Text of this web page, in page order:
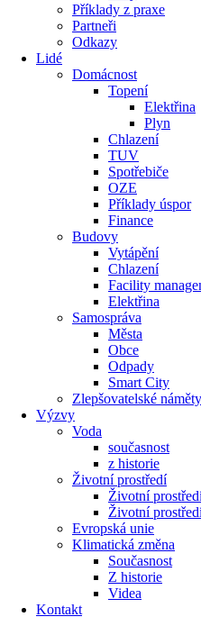
Příklady z praxe
Partneři
Odkazy
Lidé
Domácnost
Topení
Elektřina
Plyn
Chlazení
TUV
Spotřebiče
OZE
Příklady úspor
Finance
Budovy
Vytápění
Chlazení
Facility
Elektřina
Samospráva
Města
Obce
Odpady
Smart City
Zlepšovatelské náměty
Výzvy
Voda
současnost
z historie
Životní prostředí
Životní
Životní
Evropská unie
Klimatická změna
Současnost
Z historie
Videa
Kontakt